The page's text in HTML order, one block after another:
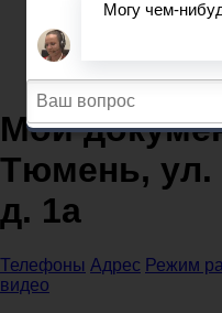
Тюменская область
МФЦ Тюмень
Мои документы
Мои
Тюмень,
д. 1а
Телефоны Адрес Режим
видео